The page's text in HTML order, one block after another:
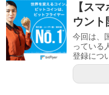
【ス
ウント
今回は、
っている
登録につ